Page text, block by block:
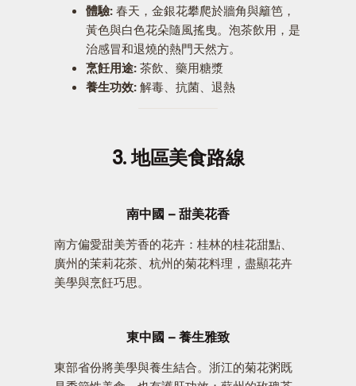
體驗: 春天，金銀花攀爬於牆角與籬笆，
黃色與白色花朵隨風搖曳。泡茶飲用，是
治感冒和退燒的熱門天然方。
烹飪用途: 茶飲、藥用糖漿
養生功效: 解毒、抗菌、退熱
3. 地區美食路線
南中國 – 甜美花香
南方偏愛甜美芳香的花卉：桂林的桂花甜點、
廣州的茉莉花茶、杭州的菊花料理，盡顯花卉
美學與烹飪巧思。
東中國 – 養生雅致
東部省份將美學與養生結合。浙江的菊花粥既